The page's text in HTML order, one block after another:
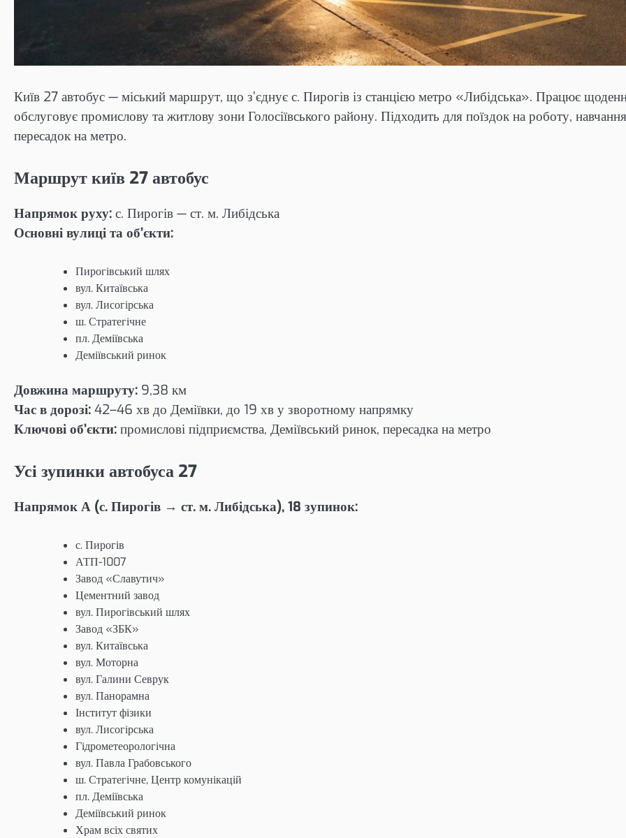
Київ 27 автобус — міський маршрут, що з’єднує с. Пирогів із станцією метро «Либідська». Працює
обслуговує промислову та житлову зони Голосіївського району. Підходить для поїздок на роботу,
пересадок на метро.
Маршрут київ 27 автобус
Напрямок руху: с. Пирогів — ст. м. Либідська
Основні вулиці та об’єкти:
Пирогівський шлях
вул. Китаївська
вул. Лисогірська
ш. Стратегічне
пл. Деміївська
Деміївський ринок
Довжина маршруту: 9,38 км
Час в дорозі: 42–46 хв до Деміївки, до 19 хв у зворотному напрямку
Ключові об’єкти: промислові підприємства, Деміївський ринок, пересадка на метро
Усі зупинки автобуса 27
Напрямок А (с. Пирогів → ст. м. Либідська), 18 зупинок:
с. Пирогів
АТП-1007
Завод «Славутич»
Цементний завод
вул. Пирогівський шлях
Завод «ЗБК»
вул. Китаївська
вул. Моторна
вул. Галини Севрук
вул. Панорамна
Інститут фізики
вул. Лисогірська
Гідрометеорологічна
вул. Павла Грабовського
ш. Стратегічне, Центр комунікацій
пл. Деміївська
Деміївський ринок
Храм всіх святих